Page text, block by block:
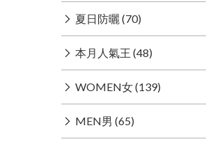
夏日防曬 (70)
本月人氣王 (48)
WOMEN女 (139)
MEN男 (65)